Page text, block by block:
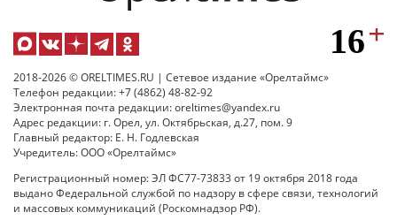
2018-2026 © ORELTIMES.RU | Сетевое издание «Орелтаймс»
Телефон редакции: +7 (4862) 48-82-92
Электронная почта редакции: oreltimes@yandex.ru
Адрес редакции: г. Орел, ул. Октябрьская, д.27, пом. 9
Главный редактор: Е. Н. Годлевская
Учредитель: ООО «Орелтаймс»
Регистрационный номер: ЭЛ ФС77-73833 от 19 октября 2018 года
выдано Федеральной службой по надзору в сфере связи, технологий
и массовых коммуникаций (Роскомнадзор РФ).